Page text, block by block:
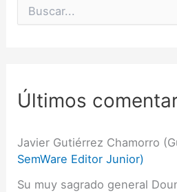
Últimos
Javier Gutiérrez Chamorro
SemWare Editor Junior)
Su muy sagrado general